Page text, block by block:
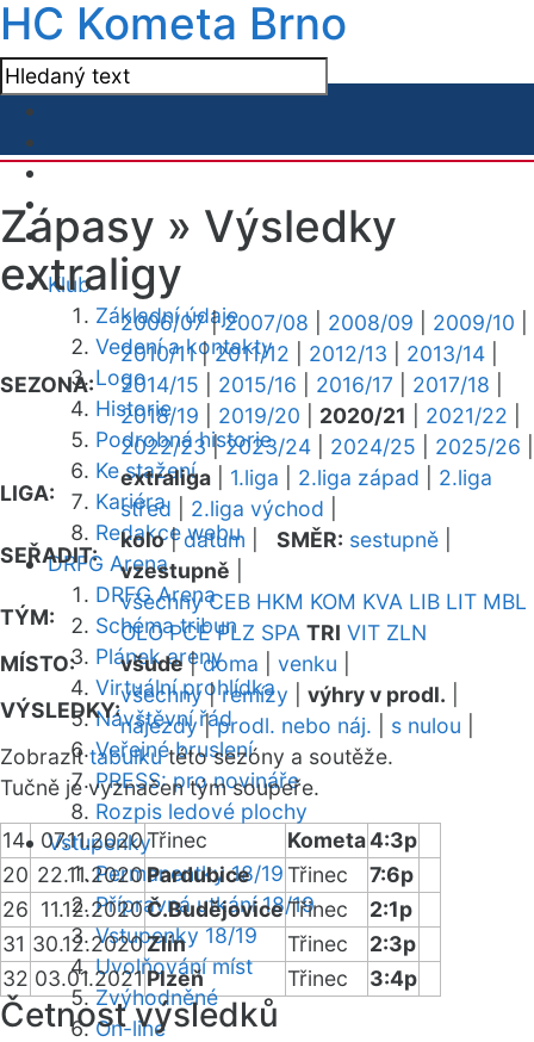
HC Kometa Brno
Klub
Základní údaje
Vedení a kontakty
Logo
Historie
Podrobná historie
Ke stažení
Kariéra
Redakce webu
DRFG Arena
DRFG Arena
Schéma tribun
Plánek areny
Virtuální prohlídka
Návštěvní řád
Veřejné bruslení
PRESS: pro novináře
Rozpis ledové plochy
Vstupenky
Permanentky 18/19
Přípravná utkání 18/19
Vstupenky 18/19
Uvolňování míst
Zvýhodněné
On-line
Zápasy » Výsledky
extraligy
SEZONA:
2006/07|2007/08 2008/09 2009/10
2010/11|2011/12 2012/13 2013/14
2014/15
2015/16 2016/17 2017/18
2018/19
2019/20 2020/21 2021/22
2022/23|2023/24 2024/25 2025/26
LIGA:
extraliga 1.liga 2.liga západ
2.liga
střed
2.liga východ
SEŘADIT:
kolo|datum SMĚR: sestupně
vzestupně
TÝM:
všechny CEB HKM KOM KVA LIB LIT MBL
OLO PCE PLZ SPA TRI VIT ZLN
MÍSTO:
všude|doma venku
VÝSLEDKY:
všechny|remízy výhry v prodl.
nájezdy|prodl. nebo náj. s nulou
Zobrazittabulkutéto sezóny a soutěže.
Tučně je vyznačen tým soupeře.
14 07.11.2020Třinec Kometa4:3p
20 22.11.2020Pardubice Třinec
7:6p
26 11.12.2020Č.BudějoviceTřinec
2:1p
31 30.12.2020Zlín Třinec
2:3p
32 03.01.2021Plzeň Třinec 3:4p
Četnost výsledků